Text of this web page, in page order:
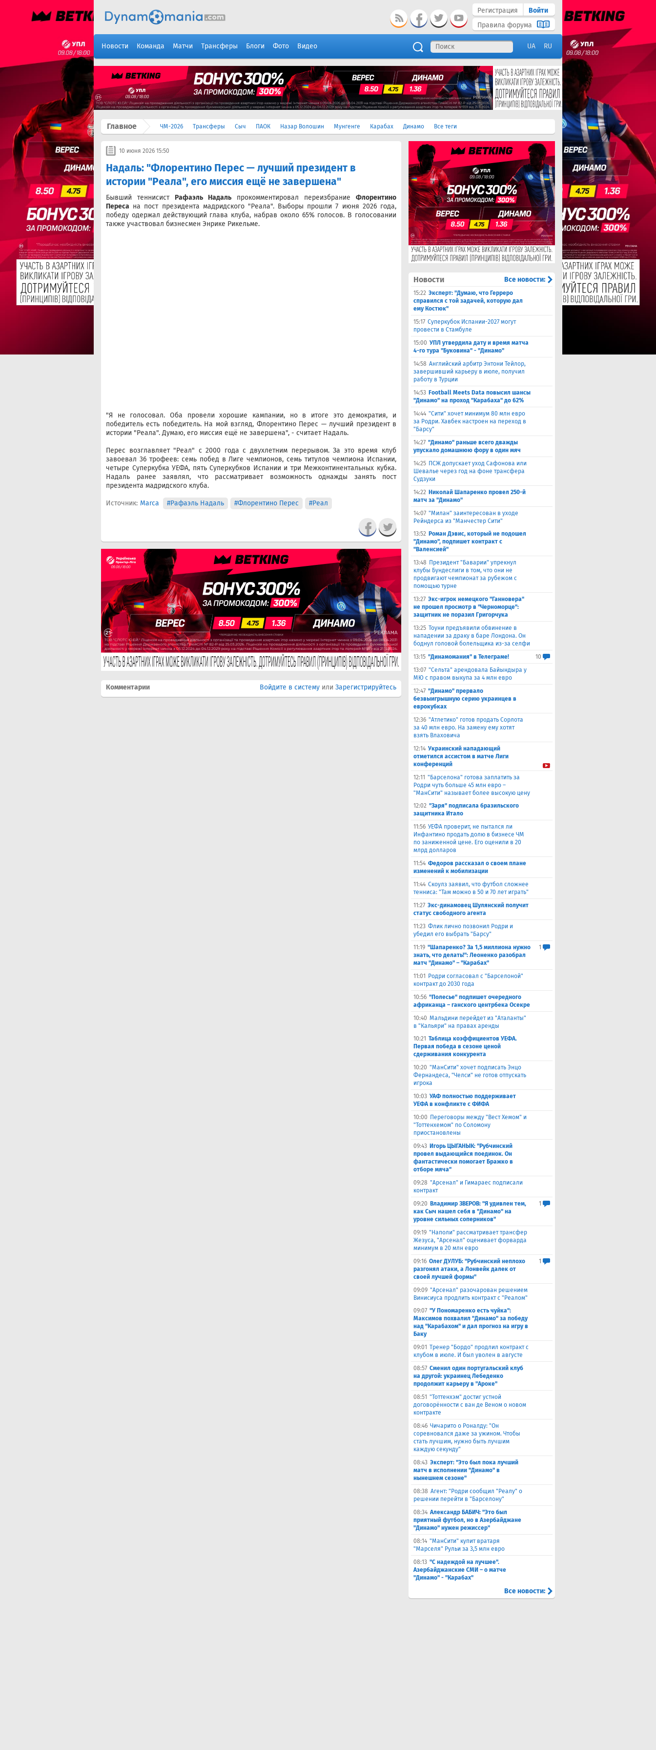
Регистрация
Войти
Правила форума
Новости Команда Матчи Трансферы Блоги Фото Видео UA RU
Главное ЧМ-2026 Трансферы Сыч ПАОК Назар Волошин Мунгенге Карабах Динамо Все теги
10 июня 2026 15:50
Надаль: "Флорентино Перес — лучший президент в
истории "Реала", его миссия ещё не завершена"
Бывший теннисист Рафаэль Надаль прокомментировал переизбрание Флорентино
Переса на пост президента мадридского "Реала". Выборы прошли 7 июня 2026 года,
победу одержал действующий глава клуба, набрав около 65% голосов. В голосовании
также участвовал бизнесмен Энрике Рикельме.
"Я не голосовал. Оба провели хорошие кампании, но в итоге это демократия, и
победитель есть победитель. На мой взгляд, Флорентино Перес — лучший президент в
истории "Реала". Думаю, его миссия ещё не завершена", - считает Надаль.
Перес возглавляет "Реал" с 2000 года с двухлетним перерывом. За это время клуб
завоевал 36 трофеев: семь побед в Лиге чемпионов, семь титулов чемпиона Испании,
четыре Суперкубка УЕФА, пять Суперкубков Испании и три Межконтинентальных кубка.
Надаль ранее заявлял, что рассматривает возможность однажды занять пост
президента мадридского клуба.
Источник: Marca #Рафаэль Надаль #Флорентино Перес #Реал
Комментарии Войдите в систему или Зарегистрируйтесь
Новости Все новости:
15:22 Эксперт: "Думаю, что Герреро
справился с той задачей, которую дал
ему Костюк"
15:17 Суперкубок Испании-2027 могут
провести в Стамбуле
15:00 УПЛ утвердила дату и время матча
4-го тура "Буковина" - "Динамо"
14:58 Английский арбитр Энтони Тейлор,
завершивший карьеру в июле, получил
работу в Турции
14:53 Football Meets Data повысил шансы
"Динамо" на проход "Карабаха" до 62%
14:44 "Сити" хочет минимум 80 млн евро
за Родри. Хавбек настроен на переход в
"Барсу"
14:27 "Динамо" раньше всего дважды
упускало домашнюю фору в один мяч
14:25 ПСЖ допускает уход Сафонова или
Шевалье через год на фоне трансфера
Судзуки
14:22 Николай Шапаренко провел 250-й
матч за "Динамо"
14:07 "Милан" заинтересован в уходе
Рейндерса из "Манчестер Сити"
13:52 Роман Дэвис, который не подошел
"Динамо", подпишет контракт с
"Валенсией"
13:48 Президент "Баварии" упрекнул
клубы Бундеслиги в том, что они не
продвигают чемпионат за рубежом с
помощью турне
13:27 Экс-игрок немецкого "Ганновера"
не прошел просмотр в "Черноморце":
защитник не поразил Григорчука
13:25 Тоуни предъявили обвинение в
нападении за драку в баре Лондона. Он
боднул головой болельщика из-за селфи
13:15 "Динамомания" в Телеграме!
10
13:07 "Сельта" арендовала Байындыра у
МЮ с правом выкупа за 4 млн евро
12:47 "Динамо" прервало
безвыигрышную серию украинцев в
еврокубках
12:36 "Атлетико" готов продать Сорлота
за 40 млн евро. На замену ему хотят
взять Влаховича
12:14 Украинский нападающий
отметился ассистом в матче Лиги
конференций
12:11 "Барселона" готова заплатить за
Родри чуть больше 45 млн евро –
"МанСити" называет более высокую цену
12:02 "Заря" подписала бразильского
защитника Итало
11:56 УЕФА проверит, не пытался ли
Инфантино продать долю в бизнесе ЧМ
по заниженной цене. Его оценили в 20
млрд долларов
11:54 Федоров рассказал о своем плане
изменений к мобилизации
11:44 Скоулз заявил, что футбол сложнее
тенниса: "Там можно в 50 и 70 лет играть"
11:27 Экс-динамовец Шулянский получит
статус свободного агента
11:23 Флик лично позвонил Родри и
убедил его выбрать "Барсу"
11:19 "Шапаренко? За 1,5 миллиона нужно
знать, что делать!": Леоненко разобрал
матч "Динамо" – "Карабах"
1
11:01
Родри согласовал с "Барселоной"
контракт до 2030 года
10:56 "Полесье" подпишет очередного
африканца – ганского центрбека Осекре
10:40 Мальдини перейдет из "Аталанты"
в "Кальяри" на правах аренды
10:21 Таблица коэффициентов УЕФА.
Первая победа в сезоне ценой
сдерживания конкурента
10:20 "МанСити" хочет подписать Энцо
Фернандеса, "Челси" не готов отпускать
игрока
10:03 УАФ полностью поддерживает
УЕФА в конфликте с ФИФА
10:00 Переговоры между "Вест Хемом" и
"Тоттенхемом" по Соломону
приостановлены
09:43 Игорь ЦЫГАНЫК: "Рубчинский
провел выдающийся поединок. Он
фантастически помогает Бражко в
отборе мяча"
09:28 ​"Арсенал" и Гимараес подписали
контракт
09:20 Владимир ЗВЕРОВ: "Я удивлен тем,
как Сыч нашел себя в "Динамо" на
уровне сильных соперников"
1
09:19 "Наполи" рассматривает трансфер
Жезуса, "Арсенал" оценивает форварда
минимум в 20 млн евро
09:16 Олег ДУЛУБ: "Рубчинский неплохо
разгонял атаки, а Лонвейк далек от
своей лучшей формы"
1
09:09 "Арсенал" разочарован решением
Винисиуса продлить контракт с "Реалом"
09:07 "У Пономаренко есть чуйка":
Максимов похвалил "Динамо" за победу
над "Карабахом" и дал прогноз на игру в
Баку
09:01 Тренер "Бордо" продлил контракт с
клубом в июле. И был уволен в августе
08:57 Сменил один португальский клуб
на другой: украинец Лебеденко
продолжит карьеру в "Ароке"
08:51 "Тоттенхэм" достиг устной
договорённости с ван де Веном о новом
контракте
08:46 Чичарито о Роналду: "Он
соревновался даже за ужином. Чтобы
стать лучшим, нужно быть лучшим
каждую секунду"
08:43 Эксперт: "Это был пока лучший
матч в исполнении "Динамо" в
нынешнем сезоне"
08:38 Агент: "Родри сообщил "Реалу" о
решении перейти в "Барселону"
08:34 Александр БАБИЧ: "Это был
приятный футбол, но в Азербайджане
"Динамо" нужен режиссер"
08:14 "МанСити" купит вратаря
"Марселя" Рульи за 3,5 млн евро
08:13 "С надеждой на лучшее".
Азербайджанские СМИ – о матче
"Динамо" - "Карабах"
Все новости: